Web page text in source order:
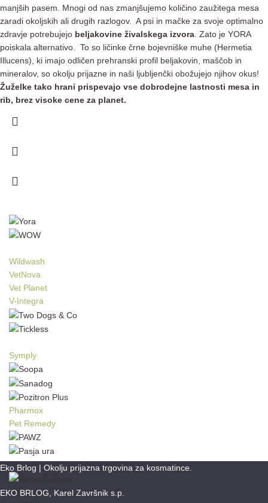
manjših pasem. Mnogi od nas zmanjšujemo količino zaužitega mesa
zaradi okoljskih ali drugih razlogov. A psi in mačke za svoje optimalno
zdravje potrebujejo beljakovine živalskega izvora . Zato je YORA
poiskala alternativo. To so ličinke črne bojevniške muhe (Hermetia
Illucens), ki imajo odličen prehranski profil beljakovin, maščob in
mineralov, so okolju prijazne in naši ljubljenčki obožujejo njihov okus!
Žuželke tako hrani prispevajo vse dobrodejne lastnosti mesa in
rib, brez visoke cene za planet.
Wildwash
VetNova
Vet Planet
V-Integra
Symply
Pharmox
Pet Remedy
Eko Brlog | Okolju prijazna trgovina za kosmatince.
EKO BRLOG, Karel Završnik s.p.